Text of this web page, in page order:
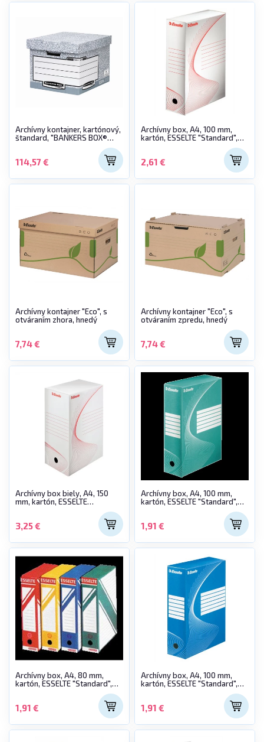
Archívny kontajner, kartónový,
štandard, "BANKERS BOX®
114,57 €
Archívny box, A4, 100 mm,
kartón, ESSELTE "Standard",
2,61 €
Archívny kontajner "Eco", s
otváraním zhora, hnedý
7,74 €
Archívny kontajner "Eco", s
otváraním zpredu, hnedý
7,74 €
Archívny box biely, A4, 150
mm, kartón, ESSELTE
3,25 €
Archívny box, A4, 100 mm,
kartón, ESSELTE "Standard",
1,91 €
Archívny box, A4, 80 mm,
kartón, ESSELTE "Standard",
1,91 €
Archívny box, A4, 100 mm,
kartón, ESSELTE "Standard",
1,91 €